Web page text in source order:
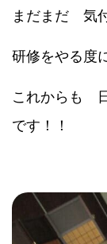
まだまだ 気
研修をやる度
これからも
です！！